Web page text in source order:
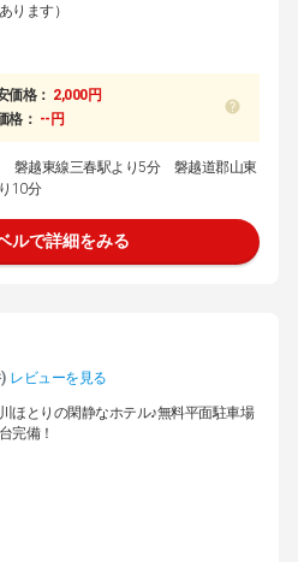
ります）
価格： 2,000円
格： --円
磐越東線三春駅より5分 磐越道郡山東
り10分
ルで詳細をみる
レビューを見る
ほとりの閑静なホテル♪無料平面駐車場
完備！